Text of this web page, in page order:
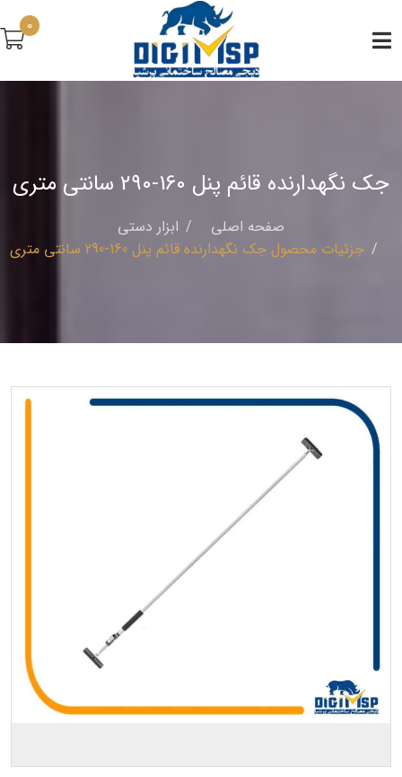
0
جک نگهدارنده قائم پنل 160-290 سانتی متری
صفحه اصلی
ابزار دستی
جزئیات محصول جک نگهدارنده قائم پنل 160-290 سانتی متری